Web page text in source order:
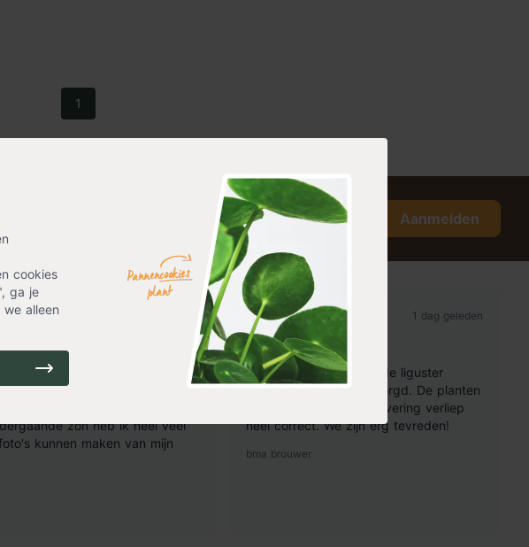
cookies
ga je
alleen
1
eenmalig
Aanmelden
ervaring!
border aan rand gevuld met
lavendel. Ze staan te stralen
zon heb ik heel veel
kunnen maken van mijn
1 dag geleden
Tevreden
Gisteren werden bestelde liguster
ovalifolium planten bezorgd. De planten
zijn erg mooi en de aflevering verliep
heel correct. We zijn erg tevreden!
bma brouwer